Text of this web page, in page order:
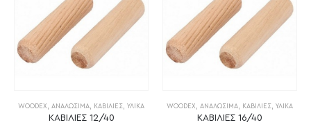
WOODEX ΑΝΑΛΏΣΙΜΑ ΚΑΒΊΛΙΕΣ ΥΛΙΚΆ
ΚΑΒΙΛΙΕΣ 12/40
WOODEX ΑΝΑΛΏΣΙΜΑ ΚΑΒΊΛΙΕΣ ΥΛΙΚΆ
ΚΑΒΙΛΙΕΣ 16/40